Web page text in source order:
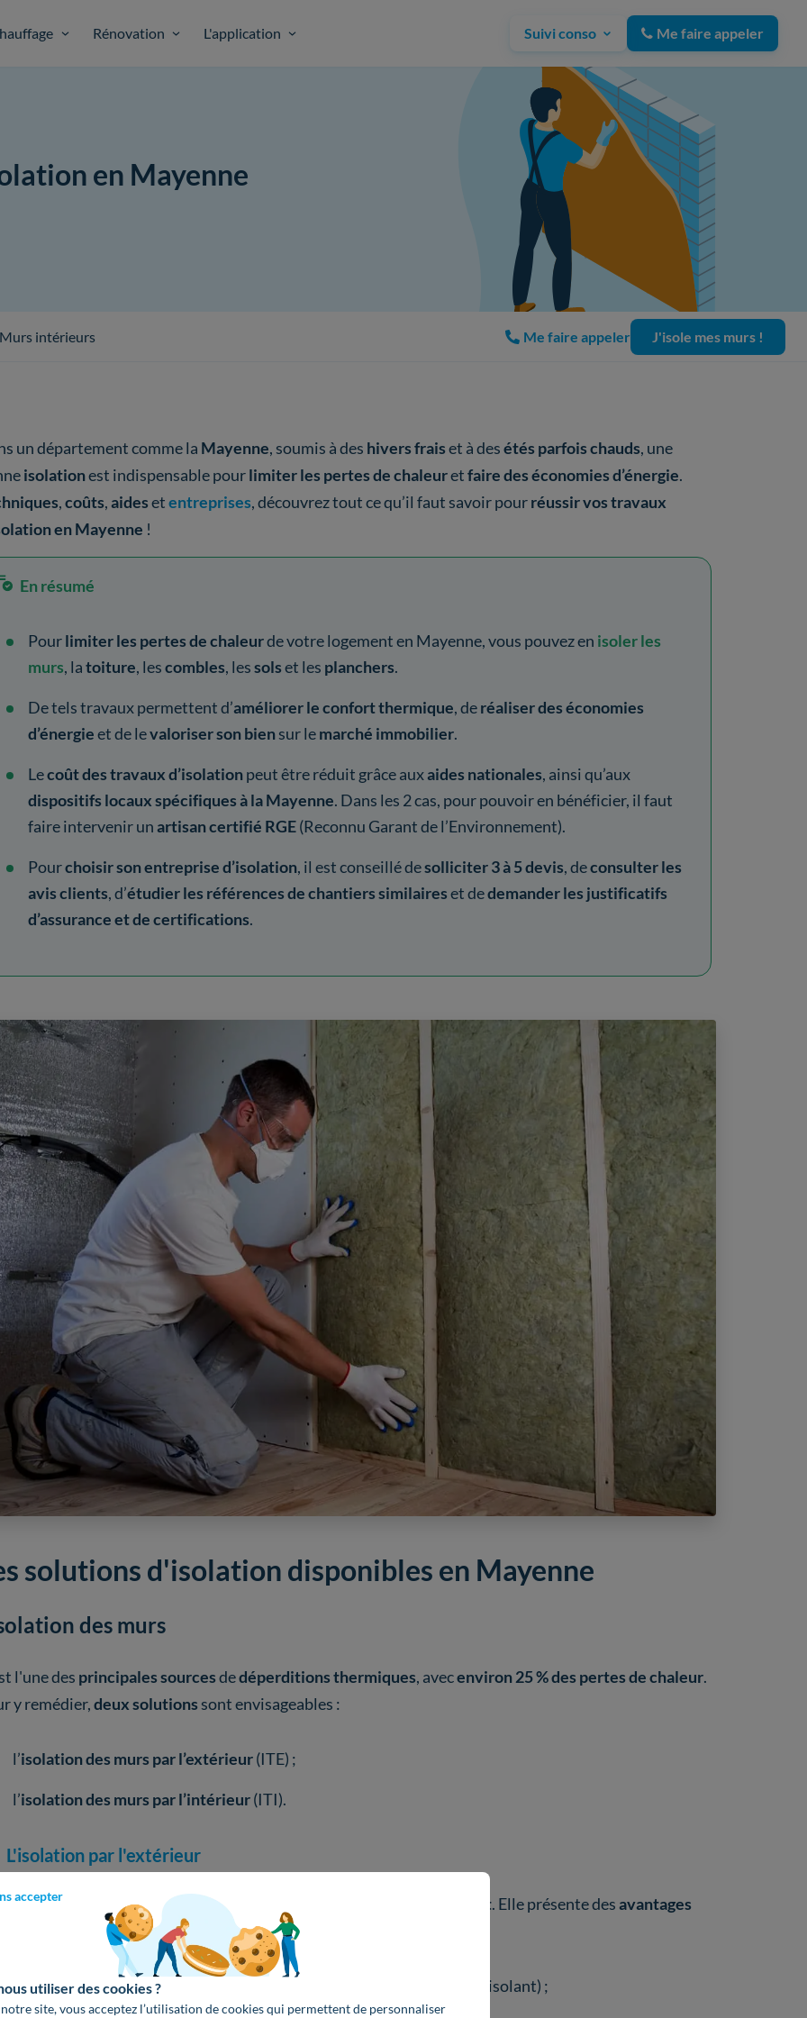
Rénovation L'application Suivi conso Me faire appeler
en Mayenne
accepter
utiliser des cookies ?
site, vous acceptez l’utilisation de cookies qui permettent de personnaliser
Murs intérieurs Me faire appeler J'isole mes murs !
un département comme la Mayenne, soumis à des hivers fraiset à desétés parfois chauds, une
isolationest indispensable pourlimiter les pertes de chaleuretfaire des économies d’énergie.
,coûts,aidesetentreprises, découvrez tout ce qu’il faut savoir pourréussir vos travaux
en Mayenne !
En résumé
Pourlimiter les pertes de chaleurde votre logement en Mayenne, vous pouvez en isoler les
murs, latoiture, lescombles, lessolset les planchers.
De tels travaux permettent d’améliorer le confort thermique, deréaliser des économies
d’énergieet de levaloriser son biensur lemarché immobilier.
Lecoût des travaux d’isolationpeut être réduit grâce auxaides nationales, ainsi qu’aux
dispositifs locaux spécifiques à la Mayenne. Dans les 2 cas, pour pouvoir en bénéficier, il faut
faire intervenir unartisan certifié RGE(Reconnu Garant de l’Environnement).
Pourchoisir son entreprise d’isolation, il est conseillé desolliciter3 à 5 devis, deconsulter les
avis clients, d’étudier les références de chantiers similaireset dedemander les justificatifs
d’assurance et de certifications.
solutions d'isolation disponibles en Mayenne
des murs
l'une des principales sourcesdedéperditions thermiques, avecenviron 25 % des pertes de chaleur.
y remédier,deux solutions sont envisageables :
l’isolation des murs par l’extérieur(ITE) ;
l’isolation des murs par l’intérieur(ITI).
L'isolation par l'extérieur
technique consiste àenvelopper le bâtiment couche d’isolant. Elle présente desavantages
comme :
l’élimination quasi-totale des ponts thermiques (zones de rupture d’isolant) ;